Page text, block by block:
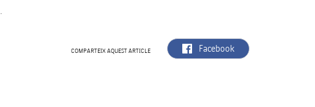
COMPARTEIX AQUEST ARTICLE label.aria.facebook
Facebook